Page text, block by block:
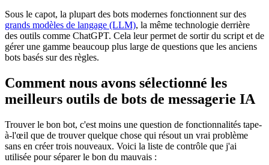
Sous le capot, la plupart des bots modernes fonctionnent sur des
grands modèles de langage (LLM), la même technologie derrière
des outils comme ChatGPT. Cela leur permet de sortir du script et de
gérer une gamme beaucoup plus large de questions que les anciens
bots basés sur des règles.
Comment nous avons sélectionné les
meilleurs outils de bots de messagerie IA
Trouver le bon bot, c'est moins une question de fonctionnalités tape-
à-l'œil que de trouver quelque chose qui résout un vrai problème
sans en créer trois nouveaux. Voici la liste de contrôle que j'ai
utilisée pour séparer le bon du mauvais :